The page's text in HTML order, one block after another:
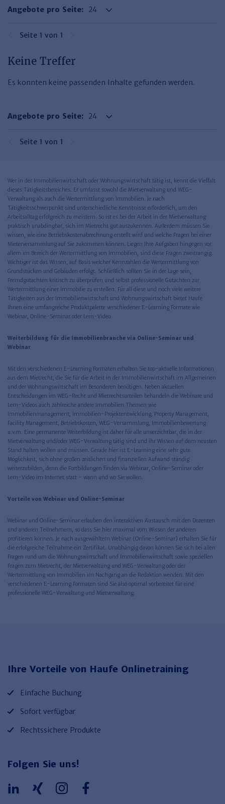
Haufe TVöD/TV-L Office
Angebote pro Seite:
Seite 1 von 1
Keine Treffer
Es konnten keine passenden Inhalte gefunden werden.
Angebote pro Seite:
Seite 1 von 1
Wer in der Immobilienwirtschaft oder Wohnungswirtschaft tätig ist, kennt die Vielfalt
dieses Tätigkeitsbereiches. Er umfasst sowohl die Mietverwaltung und WEG-
Verwaltung als auch die Wertermittlung von Immobilien. Je nach
Tätigkeitsschwerpunkt sind unterschiedliche Kenntnisse erforderlich, um den
Arbeitsalltag erfolgreich zu meistern. So ist es bei der Arbeit in der Mietverwaltung
praktisch unabdingbar, sich im Mietrecht gut auszukennen. Außerdem müssen Sie
wissen, wie eine Betriebskostenabrechnung erstellt wird und welche Fragen bei einer
Mieterversammlung auf Sie zukommen können. Liegen Ihre Aufgaben hingegen vor
allem im Bereich der Wertermittlung von Immobilien, sind diese Fragen zweitrangig.
Wichtiger ist das Wissen, auf Basis welcher Kennzahlen die Wertermittlung von
Grundstücken und Gebäuden erfolgt. Schließlich sollten Sie in der Lage sein,
Fremdgutachten kritisch zu überprüfen und selbst professionelle Gutachten zur
Wertermittlung einer Immobilie zu erstellen. Für all diese und noch viele weitere
Tätigkeiten aus der Immobilienwirtschaft und Wohnungswirtschaft bietet Haufe
Ihnen eine umfangreiche Produktpalette verschiedener E-Learning Formate wie
Webinar, Online-Seminar oder Lern-Video.
Weiterbildung für die Immobilienbranche via Online-Seminar und
Webinar
Mit den verschiedenen E-Learning Formaten erhalten Sie top-aktuelle Informationen
aus dem Mietrecht, die Sie für die Arbeit in der Immobilienwirtschaft im Allgemeinen
und der Wohnungswirtschaft im Besonderen benötigen. Neben aktuellen
Entscheidungen im WEG-Recht und Mietrechtsurteilen behandeln die Webinare und
Lern-Videos auch zahlreiche andere Immobilien Themen wie
Immobilienmanagement, Immobilien-Projektentwicklung, Property Management,
Facility Management, Betriebskosten, WEG-Versammlung, Immobilienbewertung
u.v.m. Eine permanente Weiterbildung ist daher für alle unverzichtbar, die in der
Mietverwaltung und/oder WEG-Verwaltung tätig sind und ihr Wissen auf dem neusten
Stand halten wollen und müssen. Gerade hier ist E-Learning eine sehr gute
Möglichkeit, sich ohne großen zeitlichen und finanziellen Aufwand ständig
weiterzubilden, denn die Fortbildungen finden via Webinar, Online-Seminar oder
Lern-Video im Internet statt - wann und wo Sie wollen.
Vorteile von Webinar und Online-Seminar
Webinar und Online-Seminar erlauben den interaktiven Austausch mit den Dozenten
und anderen Teilnehmern, so dass Sie hier maximal vom Wissen der anderen
profitieren können. Je nach ausgewähltem Webinar (Online-Seminar) erhalten Sie für
die erfolgreiche Teilnahme ein Zertifikat. Unabhängig davon können Sie sich bei allen
Fragen rund um die Wohnungswirtschaft und Immobilienwirtschaft sowie speziellen
Fragen zum Mietrecht, der Mietverwaltung und WEG-Verwaltung oder der
Wertermittlung von Immobilien im Nachgang an die Redaktion wenden. Mit den
verschiedenen E-Learning Formaten sind Sie also optimal vorbereitet für eine
professionelle WEG-Verwaltung und Mietverwaltung.
Ihre Vorteile von Haufe Onlinetraining
Einfache Buchung
Sofort verfügbar
Rechtssichere Produkte
Folgen Sie uns!